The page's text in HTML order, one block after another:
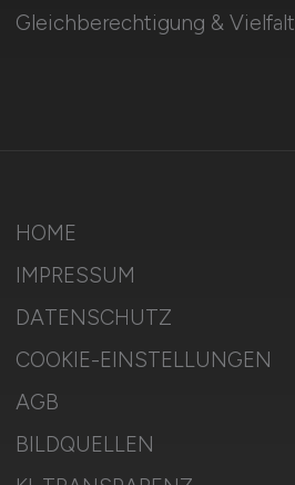
Gleichberechtigung & Vielfalt
HOME
IMPRESSUM
DATENSCHUTZ
COOKIE-EINSTELLUNGEN
AGB
BILDQUELLEN